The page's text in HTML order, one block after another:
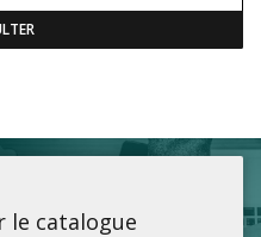
le catalogue